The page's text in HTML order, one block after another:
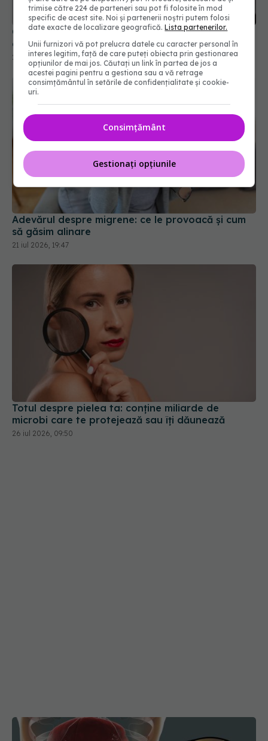
24 iul 2026, 19:52
Adevărul despre migrene: ce le provoacă și cum
să găsim alinare
21 iul 2026, 19:47
Totul despre pielea ta: conține miliarde de
microbi care te protejează sau îți dăunează
26 iul 2026, 09:50
trimise către 224 de parteneri sau pot fi folosite în mod
specific de acest site. Noi și partenerii noștri putem folosi
date exacte de localizare geografică.Lista partenerilor.
Unii furnizori vă pot prelucra datele cu caracter personal în
interes legitim, față de care puteți obiecta prin gestionarea
opțiunilor de mai jos. Căutați un link în partea de jos a
acestei pagini pentru a gestiona sau a vă retrage
consimțământul în setările de confidențialitate și cookie-
uri.
Consimțământ
Gestionați opțiunile